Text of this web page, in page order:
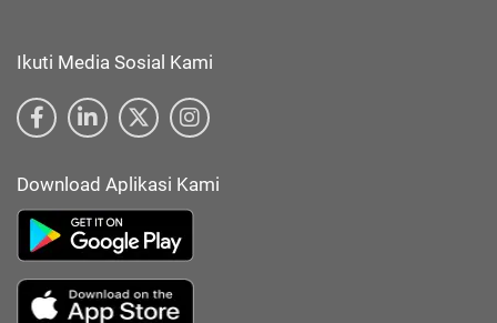
Ikuti Media Sosial Kami
Download Aplikasi Kami